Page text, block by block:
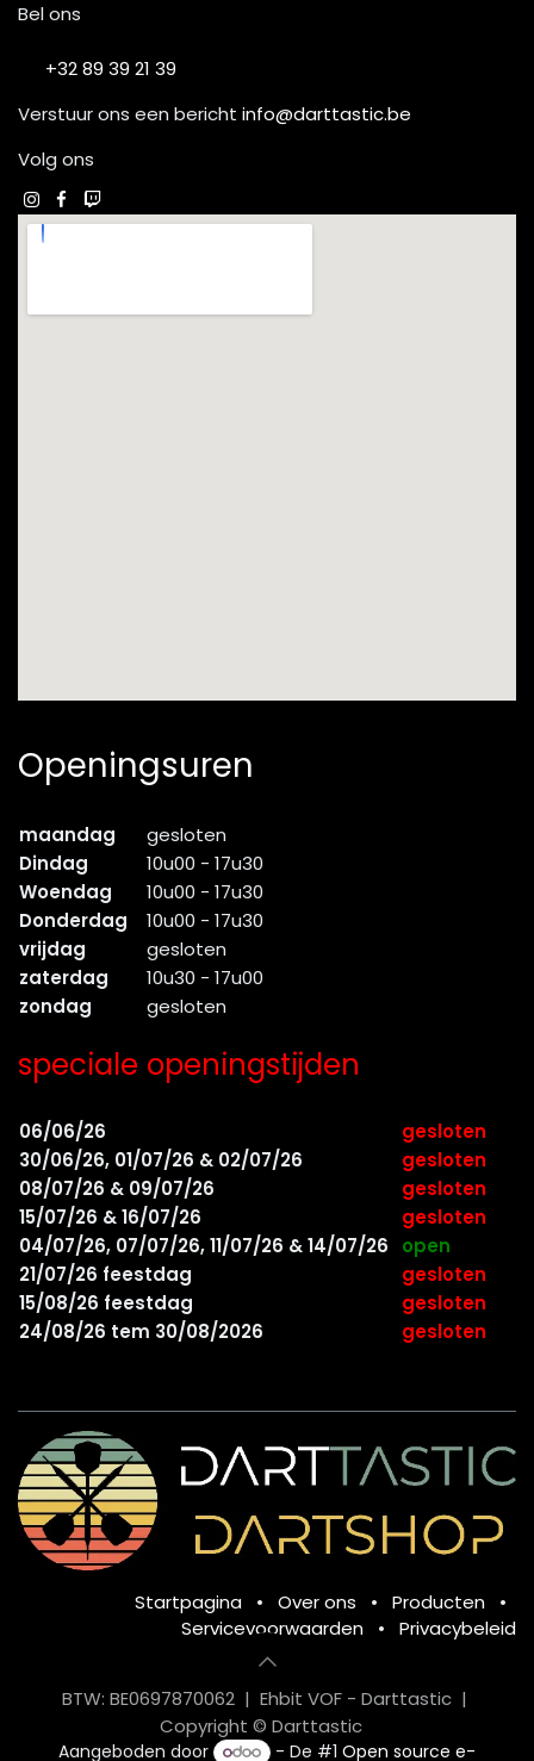
Bel ons
+32 89 39 21 39
Verstuur ons een bericht info@darttastic.be
Volg ons
Openingsuren
maandag
gesloten
Dindag
10u00 - 17u30
Woendag
10u00 - 17u30
Donderdag
10u00 - 17u30
vrijdag
gesloten
zaterdag
10u30 - 17u00
zondag
gesloten
speciale openingstijden
06/06/26
gesloten
30/06/26, 01/07/26 & 02/07/26
gesloten
08/07/26 & 09/07/26
gesloten
15/07/26 & 16/07/26
gesloten
04/07/26, 07/07/26, 11/07/26 & 14/07/26
open
21/07/26 feestdag
gesloten
15/08/26 feestdag
gesloten
24/08/26 tem 30/08/2026
gesloten
Startpagina • Over ons • Producten
•
Servicevoorwaarden
• Privacybeleid
BTW: BE0697870062 | Ehbit VOF - Darttastic |
Copyright © Darttastic
Aangeboden door - De #1Open source e-